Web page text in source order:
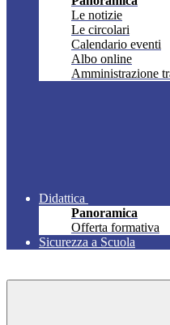
Le notizie
Le circolari
Calendario eventi
Albo online
Amministrazione
Didattica
Panoramica
Offerta formativa
Sicurezza a Scuola